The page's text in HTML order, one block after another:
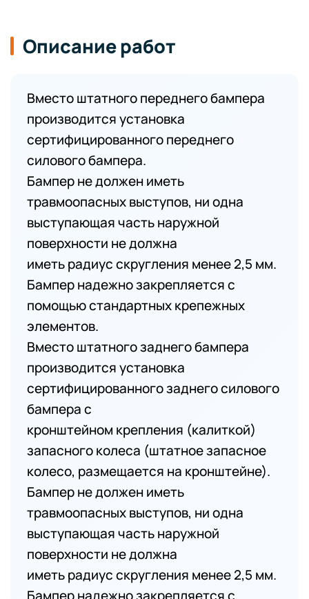
Описание работ
Вместо штатного переднего бампера
производится установка
сертифицированного переднего
силового бампера.
Бампер не должен иметь
травмоопасных выступов, ни одна
выступающая часть наружной
поверхности не должна
иметь радиус скругления менее 2,5 мм.
Бампер надежно закрепляется с
помощью стандартных крепежных
элементов.
Вместо штатного заднего бампера
производится установка
сертифицированного заднего силового
бампера с
кронштейном крепления (калиткой)
запасного колеса (штатное запасное
колесо, размещается на кронштейне).
Бампер не должен иметь
травмоопасных выступов, ни одна
выступающая часть наружной
поверхности не должна
иметь радиус скругления менее 2,5 мм.